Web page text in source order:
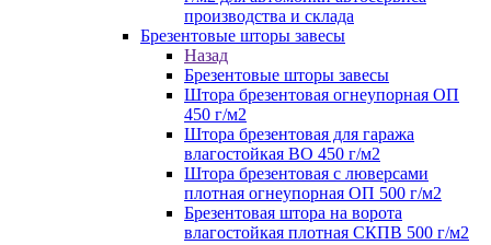
производства и склада
Брезентовые шторы завесы
Назад
Брезентовые шторы завесы
Штора брезентовая огнеупорная ОП
450 г/м2
Штора брезентовая для гаража
влагостойкая ВО 450 г/м2
Штора брезентовая с люверсами
плотная огнеупорная ОП 500 г/м2
Брезентовая штора на ворота
влагостойкая плотная СКПВ 500 г/м2